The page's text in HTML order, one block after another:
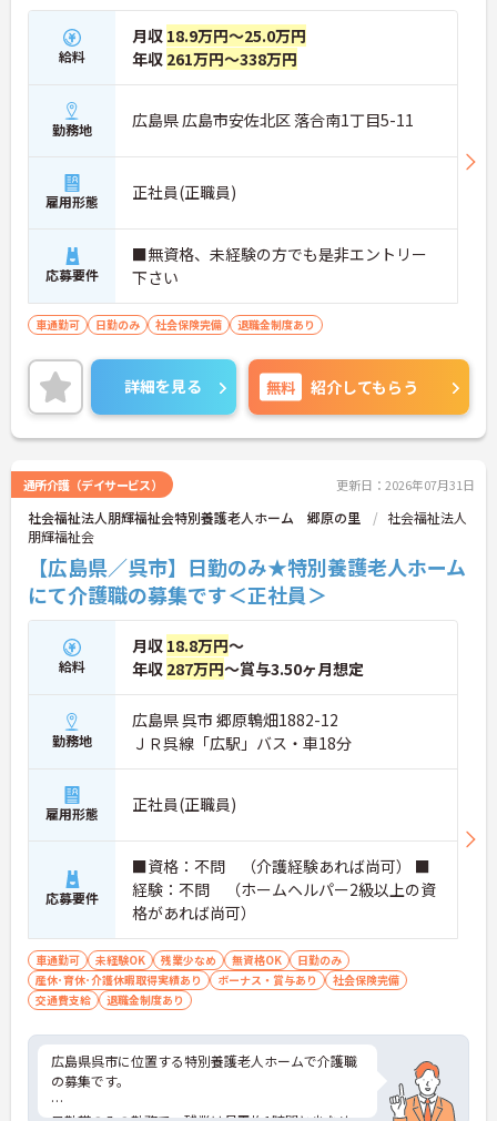
給料
月収 18.9万円～25.0万円
年収 261万円～338万円
勤務地 広島県 広島市安佐北区 落合南1丁目5-11
雇用形態 正社員(正職員)
応募要件
■無資格、未経験の方でも是非エントリー
下さい
車通勤可 日勤のみ 社会保険完備 退職金制度あり
詳細を見る 無料 紹介してもらう
通所介護（デイサービス） 更新日：2026年07月31日
社会福祉法人朋輝福祉会特別養護老人ホーム 郷原の里
社会福祉法人
朋輝福祉会
【広島県／呉市】日勤のみ★特別養護老人ホーム
にて介護職の募集です＜正社員＞
給料
月収 18.8万円～
年収 287万円～賞与3.50ヶ月想定
勤務地
広島県 呉市 郷原鵯畑1882-12
ＪＲ呉線「広駅」バス・車18分
雇用形態 正社員(正職員)
応募要件
■資格：不問 （介護経験あれば尚可） ■
経験：不問 （ホームヘルパー2級以上の資
格があれば尚可）
車通勤可 未経験OK 残業少なめ 無資格OK
日勤のみ
産休･育休･介護休暇取得実績あり
ボーナス・賞与あり
社会保険完備
交通費支給
退職金制度あり
広島県呉市に位置する特別養護老人ホームで介護職
の募集です。